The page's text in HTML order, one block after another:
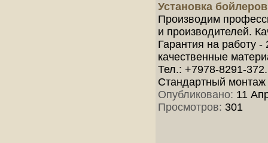
Установка
Производим
и производителей.
Гарантия на работу
качественные
Тел.: +7978-8291-372.
Стандартный
Опубликовано: 11
Просмотров: 301